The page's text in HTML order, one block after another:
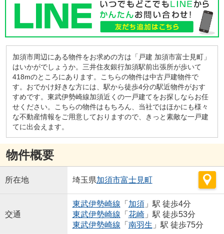
加須市周辺にある物件をお求めの方は「戸建 加須市富士見町」
はいかがでしょうか。三井住友銀行加須駅前出張所が歩いて
418mのところにあります。こちらの物件は中古戸建物件で
す。おでかけ好きな方には、駅から徒歩4分の駅近物件がおす
すめです。東武伊勢崎線加須近くの一戸建てをお探しならお任
せください。こちらの物件はもちろん、当社ではほかにも様々
な不動産情報をご用意しておりますので、きっと素敵な一戸建
てに出会えます。
物件概要
所在地 埼玉県加須市富士見町
交通
東武伊勢崎線 「 加須」駅 徒歩4分
東武伊勢崎線 「 花崎」駅 徒歩53分
東武伊勢崎線 「 南羽生 」駅 徒歩75分